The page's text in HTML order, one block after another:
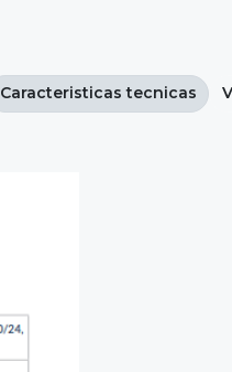
Caracteristicas tecnicas